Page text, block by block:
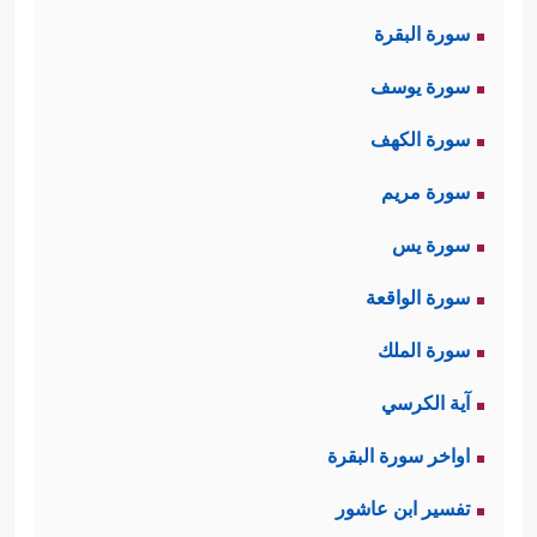
ونشرهم في هذه الأرض، وخلق فيهم
الموت والحياة يتجدَّدان كلَّ يوم؛ فوجٌ
ذاهبٌ، وفوجٌ آتٍ، يُذكِّرهم بهذه الحقائق
الكبرى لعلهم يخرجون من مألوف
عاداتهم قليلًا، ليتفكروا فيما وراء كلِّ
هذا.
سورة البقرة
سورة يوسف
سورة الكهف
سورة مريم
سورة يس
سورة الواقعة
سورة الملك
آية الكرسي
اواخر سورة البقرة
تفسير ابن عاشور